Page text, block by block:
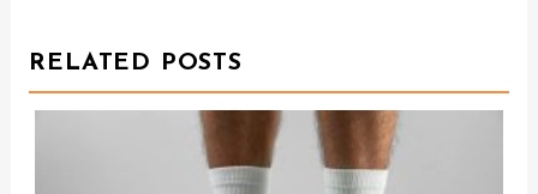
I
G
RELATED POSTS